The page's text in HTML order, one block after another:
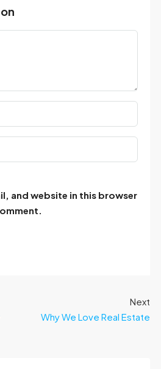
and website in this browser
Next
Why We Love Real Estate